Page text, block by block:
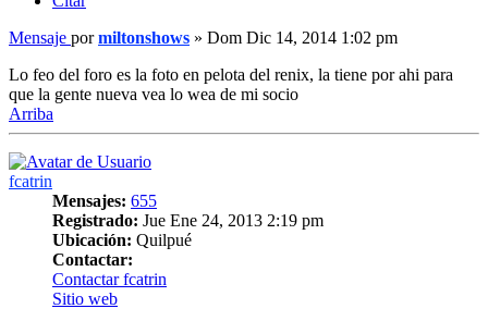
Mensaje pormiltonshows » Dom Dic 14, 2014 1:02 pm
Lo feo del foro es la foto en pelota del renix, la tiene por ahi para
que la gente nueva vea lo wea de mi socio
Arriba
fcatrin
Mensajes: 655
Registrado: Jue Ene 24, 2013 2:19 pm
Ubicación: Quilpué
Contactar:
Contactar fcatrin
Sitio web